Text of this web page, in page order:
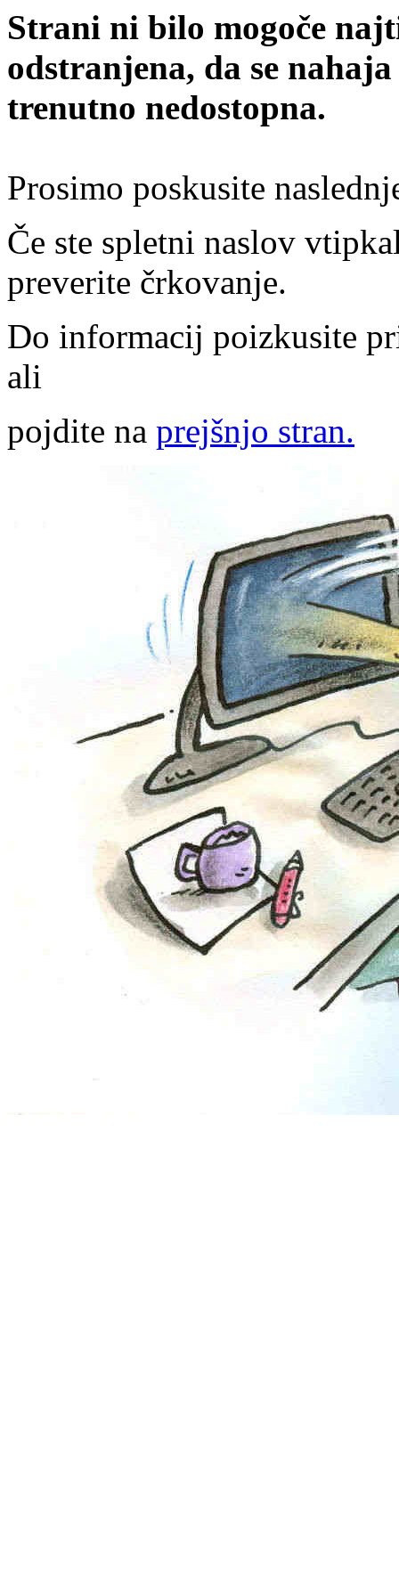
Strani ni bilo mogoče
odstranjena, da se
trenutno nedostopna.
Prosimo poskusite
Če ste spletni naslov
preverite črkovanje.
Do informacij poizkusite
ali
pojdite na prejšnjo stran.